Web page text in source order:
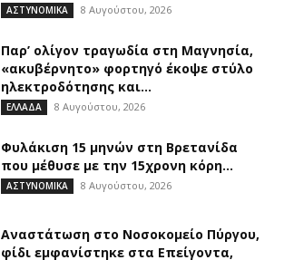
ΑΣΤΥΝΟΜΙΚΑ 8 Αυγούστου, 2026
Παρ’ ολίγον τραγωδία στη Μαγνησία,
«ακυβέρνητο» φορτηγό έκοψε στύλο
ηλεκτροδότησης και...
ΕΛΛΑΔΑ 8 Αυγούστου, 2026
Φυλάκιση 15 μηνών στη Βρετανίδα
που μέθυσε με την 15χρονη κόρη...
ΑΣΤΥΝΟΜΙΚΑ 8 Αυγούστου, 2026
Αναστάτωση στο Νοσοκομείο Πύργου,
φίδι εμφανίστηκε στα Επείγοντα,